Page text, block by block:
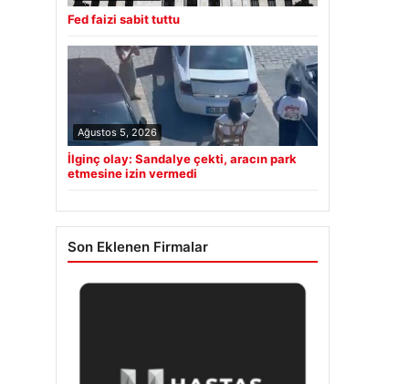
Fed faizi sabit tuttu
Ağustos 5, 2026
İlginç olay: Sandalye çekti, aracın park
etmesine izin vermedi
Son Eklenen Firmalar